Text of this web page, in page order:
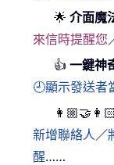
🌟 介面魔
來信時提醒您
👍 一鍵神
🕘顯示發送者
👩🏼‍🤝‍👩🏻
新增聯絡人 ／
醒……